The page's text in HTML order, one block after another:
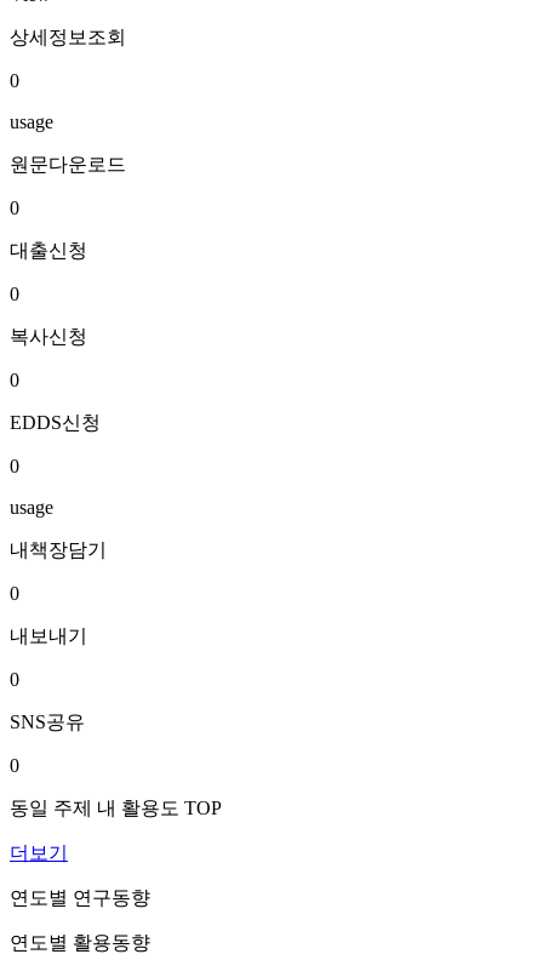
상세정보조회
0
usage
원문다운로드
0
대출신청
0
복사신청
0
EDDS신청
0
usage
내책장담기
0
내보내기
0
SNS공유
0
동일 주제 내 활용도 TOP
더보기
연도별 연구동향
연도별 활용동향